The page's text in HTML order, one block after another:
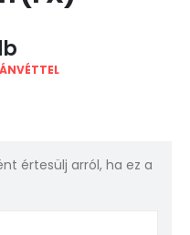
értesülj arról, ha ez a